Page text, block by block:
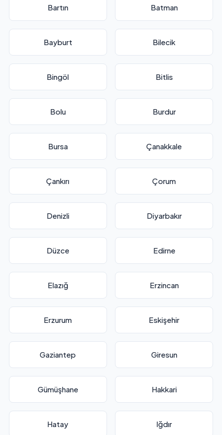
Bartın Batman
Bayburt Bilecik
Bingöl Bitlis
Bolu Burdur
Bursa Çanakkale
Çankırı Çorum
Denizli Diyarbakır
Düzce Edirne
Elazığ Erzincan
Erzurum Eskişehir
Gaziantep Giresun
Gümüşhane Hakkari
Hatay Iğdır